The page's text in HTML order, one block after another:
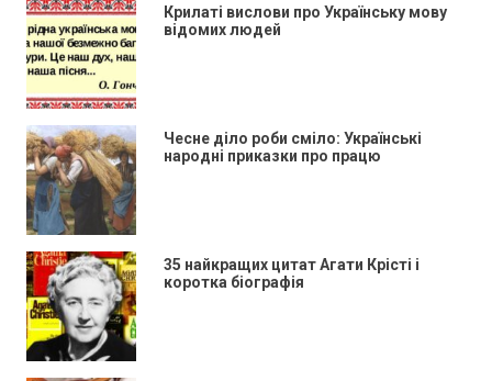
Крилаті вислови про Українську мову
відомих людей
Чесне діло роби сміло: Українські
народні приказки про працю
35 найкращих цитат Агати Крісті і
коротка біографія